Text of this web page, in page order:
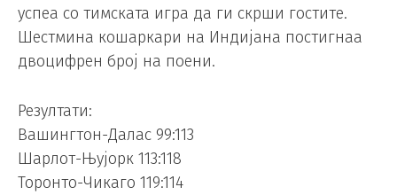
успеа со тимската игра да ги скрши гостите.
Шестмина кошаркари на Индијана постигнаа
двоцифрен број на поени.
Резултати:
Вашингтон-Далас 99:113
Шарлот-Њујорк 113:118
Торонто-Чикаго 119:114